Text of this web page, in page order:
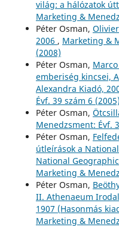
világ: a hálózatok
Marketing &
Péter Osman,
2006 , Marketing &
(2008)
Péter Osman,
emberiség kincsei,
Alexandra Kiadó,
Évf. 39 szám 6 (2005)
Péter Osman,
Menedzsment: Évf.
Péter Osman,
útleírások a
National
Marketing &
Péter Osman,
II. Athenaeum
1907 (Hasonmás
Marketing &